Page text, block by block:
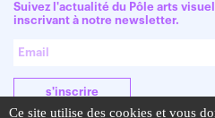
Suivez l'actualité du Pôle arts
inscrivant à notre newsletter.
s'inscrire
Ce site utilise des cookies et vous